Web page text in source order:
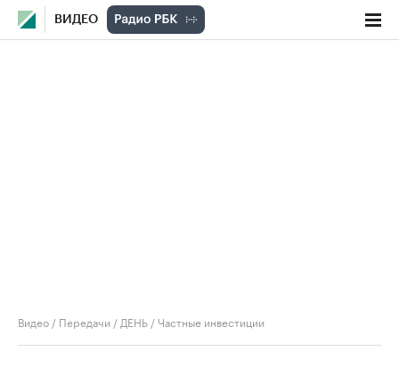
ВИДЕО
Видео / Передачи / ДЕНЬ /Частные инвестиции